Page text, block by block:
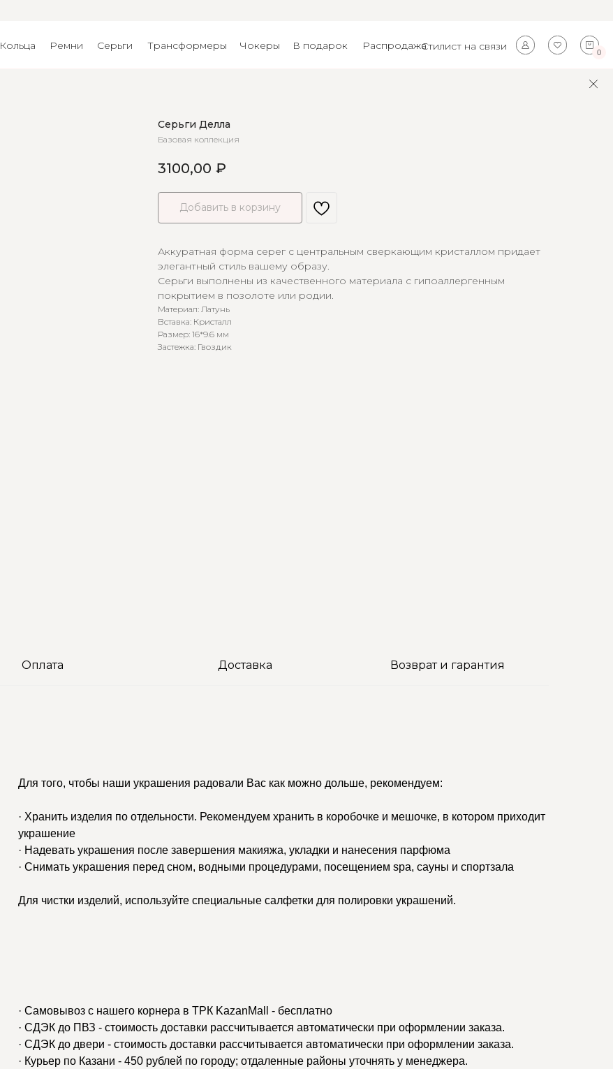
0
Стилист на связи
Кольца Серьги В подарок
Ремни Чокеры Распродажа
Трансформеры
Серьги Делла
Базовая коллекция
3100,00 ₽
Добавить в корзину
Аккуратная форма серег с центральным сверкающим кристаллом придает
элегантный стиль вашему образу.
Серьги выполнены из качественного материала с гипоаллергенным
покрытием в позолоте или родии.
Материал: Латунь
Вставка: Кристалл
Размер: 16*9.6 мм
Застежка: Гвоздик
Оплата Доставка Возврат и гарантия
Для того, чтобы наши украшения радовали Вас как можно дольше, рекомендуем:
· Хранить изделия по отдельности. Рекомендуем хранить в коробочке и мешочке, в котором приходит
украшение
· Надевать украшения после завершения макияжа, укладки и нанесения парфюма
· Снимать украшения перед сном, водными процедурами, посещением spa, сауны и спортзала
Для чистки изделий, используйте специальные салфетки для полировки украшений.
· Самовывоз с нашего корнера в ТРК KazanMall - бесплатно
· СДЭК до ПВЗ - стоимость доставки рассчитывается автоматически при оформлении заказа.
· СДЭК до двери - стоимость доставки рассчитывается автоматически при оформлении заказа.
· Курьер по Казани - 450 рублей по городу; отдаленные районы уточнять у менеджера.